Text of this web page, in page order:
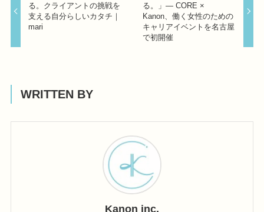
る。クライアントの挑戦を
支える自分らしいカタチ｜
mari
る。」— CORE ×
Kanon、働く女性のための
キャリアイベントを名古屋
で初開催
WRITTEN BY
Kanon inc.